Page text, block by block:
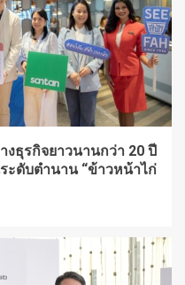
และเครือข่ายจับมือภาครัฐ
เคลื่อนอุตสาหกรรมไทย หนุน
ก้าวกระโดด โตไปด้วยกัน สู่
INDUSTRY
งธุรกิจยาวนานกว่า 20 ปี
ะดับตำนาน “ข้าวหน้าไก่